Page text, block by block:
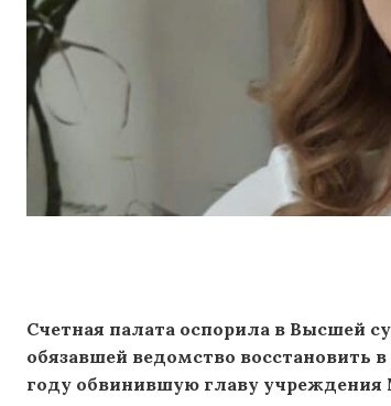
Счетная палата оспорила в Высшей
обязавшей ведомство восстановить
году обвинившую главу учреждения